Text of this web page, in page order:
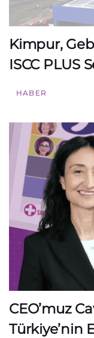
Kimpur,
ISCC PLUS
HABER
CEO’muz
Türkiye’nin